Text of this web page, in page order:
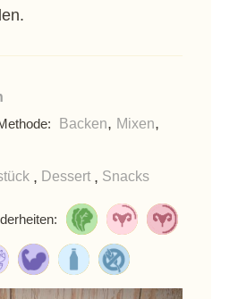
Backen, Mixen,
, Dessert , Snacks